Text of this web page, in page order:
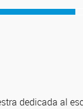
dedicada al